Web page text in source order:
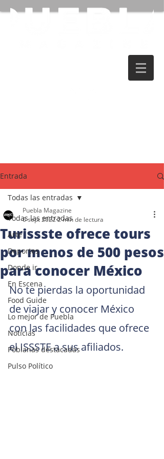
Entrada
Todas las entradas
Arte
Deportes
Donde ir
En Escena
Food Guide
Lo mejor de Puebla
Noticias
Poblanas destacadas
Pulso Político
Todas las entradas
Turissste ofrece tours
por menos de 500 pesos
para conocer México
Puebla Magazine
6 sept 20222 min de lectura
No te pierdas la oportunidad
de viajar y conocer México
con las facilidades que ofrece
el ISSSTE a sus afiliados.